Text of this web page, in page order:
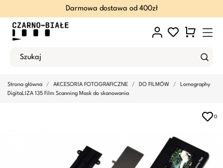
Darmowa dostawa od 400zł
Strona główna AKCESORIA FOTOGRAFICZNE DO FILMÓW
Lomography
DigitaLIZA 135 Film Scanning Mask do skanowania
0